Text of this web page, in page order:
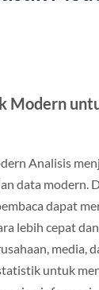
Modern
Analisis
data modern.
dapat
lebih cepat
media,
untuk